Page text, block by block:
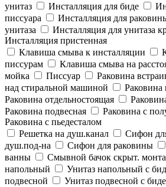
унитаз
Инсталляция для биде
писсуара
Инсталляция для
унитаза
Инсталляция для унитаза
Инсталляция пристенная
Клавиша смыва к инсталляции
писсурам
Клавиша смыва на
мойка
Писсуар Раковина
над стиральной машиной
Раковина
Раковина отдельностоящая
Раковина подвесная
Раковина с
Раковина с пьедесталом
Решетка на душ.канал
Сифон
душ.под-на
Сифон для раковины
ванны
Смывной бачок скрыт.
напольный
Унитаз напольный с
подвесной
Унитаз подвесной с биде